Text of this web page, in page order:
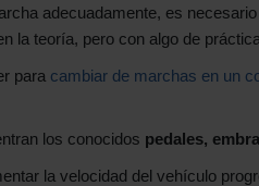
adecuadamente, es
la teoría, pero con algo de
para cambiar de marchas en un
los conocidos pedales,
la velocidad del vehículo